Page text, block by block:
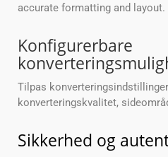
accurate formatting and layout.
Konfigurerbare
Tilpas
konverteringskvalitet,
Sikkerhed og